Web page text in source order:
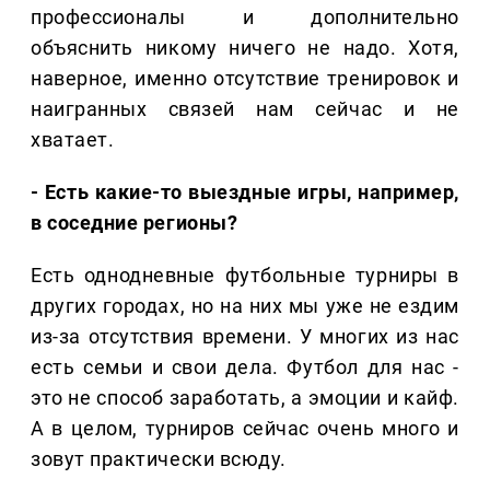
профессионалы и дополнительно
объяснить никому ничего не надо. Хотя,
наверное, именно отсутствие тренировок и
наигранных связей нам сейчас и не
хватает.
- Есть какие-то выездные игры, например,
в соседние регионы?
Есть однодневные футбольные турниры в
других городах, но на них мы уже не ездим
из-за отсутствия времени. У многих из нас
есть семьи и свои дела. Футбол для нас -
это не способ заработать, а эмоции и кайф.
А в целом, турниров сейчас очень много и
зовут практически всюду.